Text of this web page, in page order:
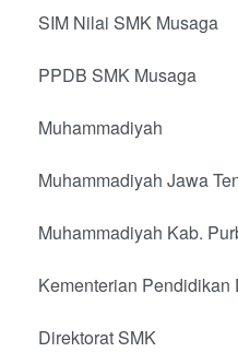
SIM Nilai SMK Musaga
PPDB SMK Musaga
Muhammadiyah
Muhammadiyah Jawa
Muhammadiyah Kab.
Kementerian Pendidikan
Direktorat SMK